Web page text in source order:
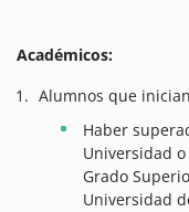
Académicos:
Alumnos que
Haber
Universidad
Grado
Universidad